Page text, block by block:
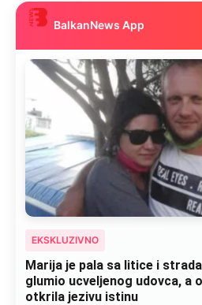
BalkanNews App
EKSKLUZIVNO
Kad se Marin suprug razbolio
pelene mu mijenjala: Jedno
čokoladu..